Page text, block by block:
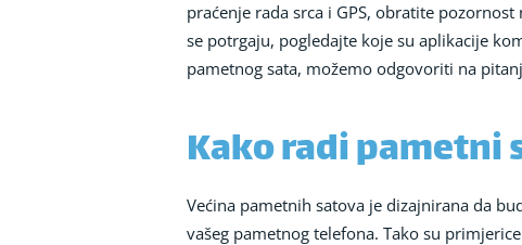
praćenje rada srca i GPS, obratite
se potrgaju, pogledajte koje su aplikacije
pametnog sata, možemo odgovoriti na
Kako radi
Većina pametnih satova je dizajnirana da
vašeg pametnog telefona. Tako su